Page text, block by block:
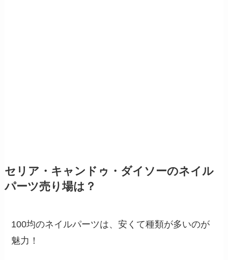
セリア・キャンドゥ・ダイソーのネイル
パーツ売り場は？
100均のネイルパーツは、安くて種類が多いのが
魅力！